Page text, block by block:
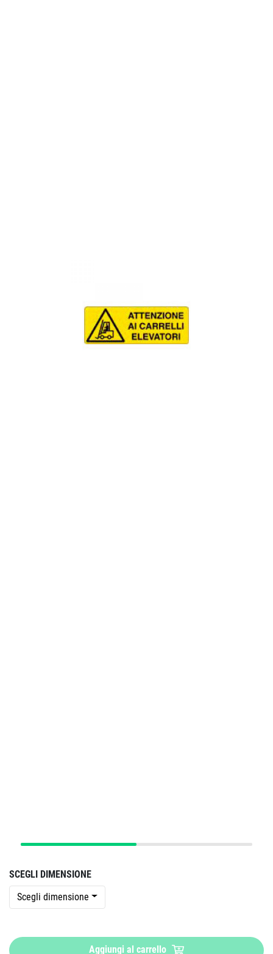
SCEGLI DIMENSIONE
Scegli dimensione
Aggiungi al carrello